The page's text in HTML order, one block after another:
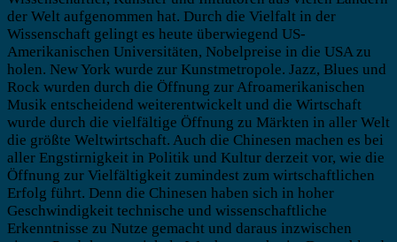
der Welt aufgenommen hat. Durch die Vielfalt in der
Wissenschaft gelingt es heute überwiegend US-
Amerikanischen Universitäten, Nobelpreise in die USA zu
holen. New York wurde zur Kunstmetropole. Jazz, Blues und
Rock wurden durch die Öffnung zur Afroamerikanischen
Musik entscheidend weiterentwickelt und die Wirtschaft
wurde durch die vielfältige Öffnung zu Märkten in aller Welt
die größte Weltwirtschaft. Auch die Chinesen machen es bei
aller Engstirnigkeit in Politik und Kultur derzeit vor, wie die
Öffnung zur Vielfältigkeit zumindest zum wirtschaftlichen
Erfolg führt. Denn die Chinesen haben sich in hoher
Geschwindigkeit technische und wissenschaftliche
Erkenntnisse zu Nutze gemacht und daraus inzwischen